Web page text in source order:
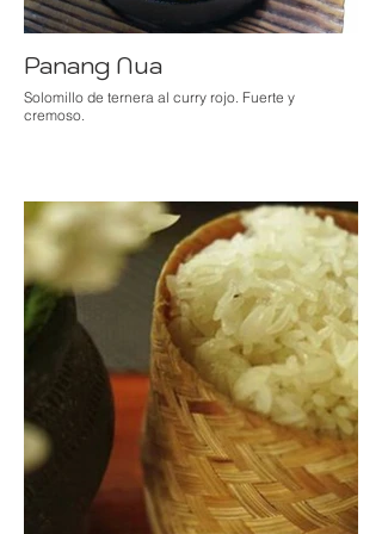
Panang Nua
Solomillo de ternera al curry rojo. Fuerte y
cremoso.